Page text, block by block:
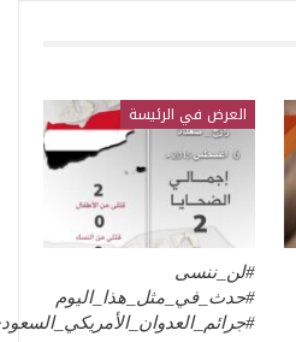
العرض في الرئيسة
#لن_ننسى
#حدث_في_مثل_هذا_اليوم